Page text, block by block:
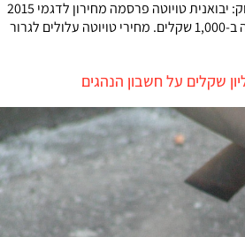
בעקבות העלאת המס הירוק: יבואנית טויוטה פרסמה מחירון לדגמי 2015
והעלתה את מחיר הקורולה ב-1,000 שקלים. מחירי טויוטה עלולים לגרור